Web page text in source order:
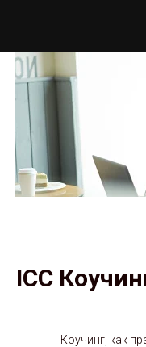
ICC
Коучинг, как